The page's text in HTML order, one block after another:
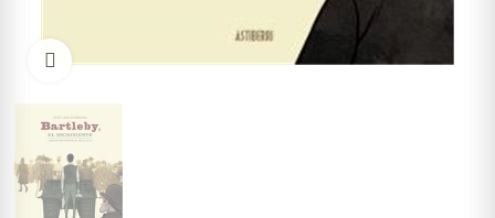
Click to enlarge